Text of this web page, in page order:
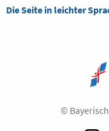
Die Seite in leichter
©